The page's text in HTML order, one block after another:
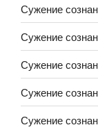
Сужение
Сужение
Сужение
Сужение
Сужение